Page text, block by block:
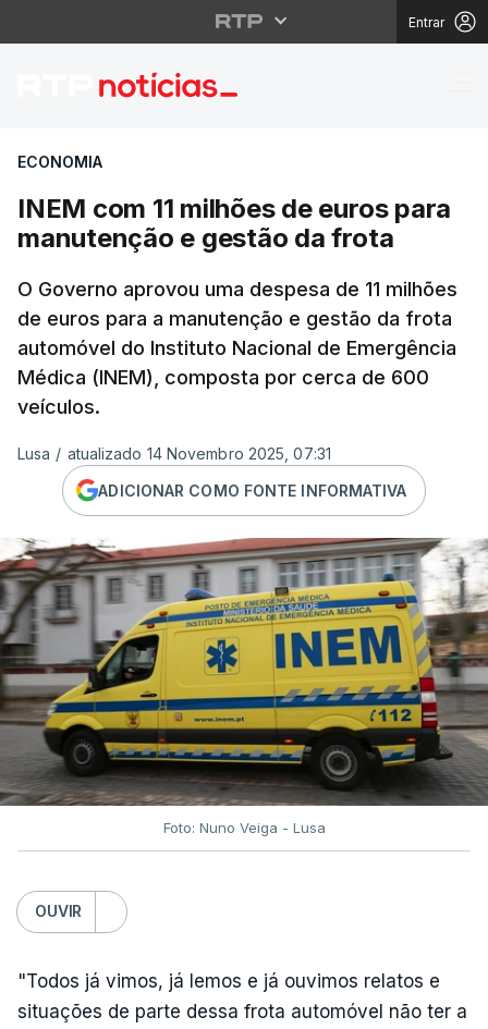
Entrar
INEM com 11
ECONOMIA
INEM com 11 milhões de euros para
manutenção e gestão da frota
O Governo aprovou uma despesa de 11 milhões
de euros para a manutenção e gestão da frota
automóvel do Instituto Nacional de Emergência
Médica (INEM), composta por cerca de 600
veículos.
Lusa / atualizado 14 Novembro 2025, 07:31
ADICIONAR COMO FONTE INFORMATIVA
Foto: Nuno Veiga - Lusa
OUVIR
"Todos já vimos, já lemos e já ouvimos relatos e
situações de parte dessa frota automóvel não ter a